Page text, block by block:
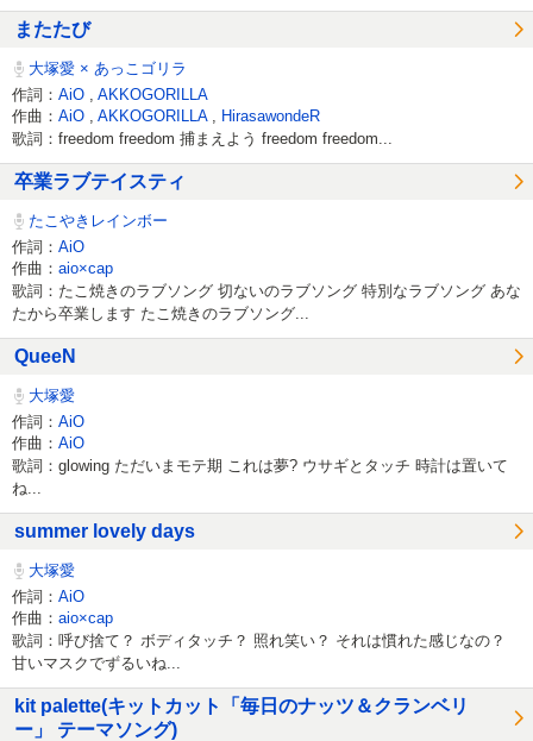
またたび
大塚愛 × あっこゴリラ
作詞： AiO
AKKOGORILLA
作曲： AiO AKKOGORILLA HirasawondeR
歌詞：freedom freedom 捕まえよう freedom freedom...
卒業ラブテイスティ
たこやきレインボー
作詞： AiO
作曲： aio×cap
歌詞：たこ焼きのラブソング 切ないのラブソング 特別なラブソング あな
たから卒業します たこ焼きのラブソング...
QueeN
大塚愛
作詞： AiO
作曲： AiO
歌詞：glowing ただいまモテ期 これは夢? ウサギとタッチ 時計は置いて
ね...
summer lovely days
大塚愛
作詞： AiO
作曲： aio×cap
歌詞：呼び捨て？ ボディタッチ？ 照れ笑い？ それは慣れた感じなの？
甘いマスクでずるいね...
kit palette(キットカット「毎日のナッツ＆クランベリ
ー」 テーマソング)